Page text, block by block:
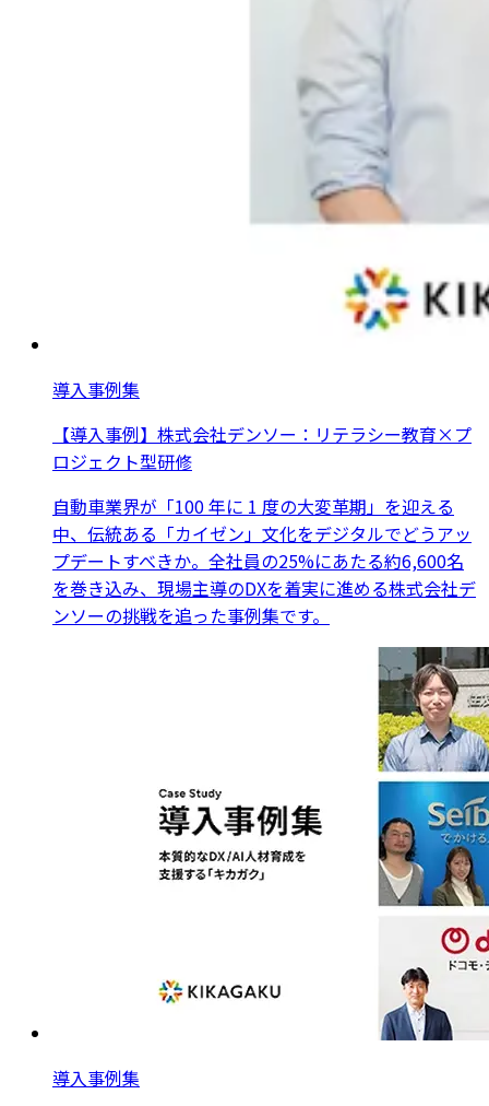
導入事例集
【導入事例】株式会社デンソー：リテラシー教育×プ
ロジェクト型研修
自動車業界が「100 年に 1 度の大変革期」を迎える
中、伝統ある「カイゼン」文化をデジタルでどうアッ
プデートすべきか。全社員の25%にあたる約6,600名
を巻き込み、現場主導のDXを着実に進める株式会社デ
ンソーの挑戦を追った事例集です。
導入事例集